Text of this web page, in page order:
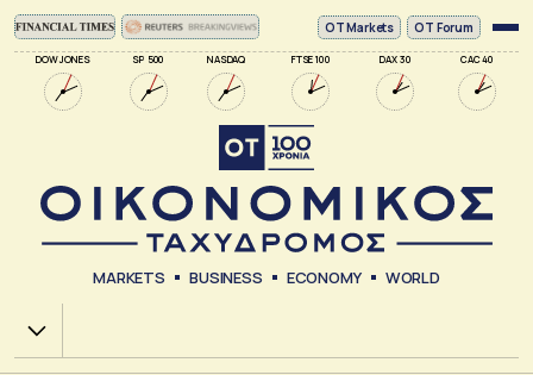
DOW JONES SP 500 NASDAQ FTSE 100 DAX 30 CAC 40
ΟΤ Markets OT Forum
MARKETS BUSINESS ECONOMY WORLD
Χ.Α.